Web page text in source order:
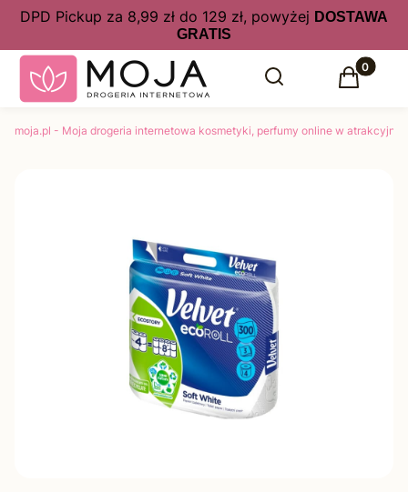
DPD Pickup za 8,99 zł do 129 zł, powyżej DOSTAWA
GRATIS
Otwórz wyszukiwarkę
Szukaj Produkty
Koszyk
moja.pl - Moja drogeria internetowa kosmetyki, perfumy online w